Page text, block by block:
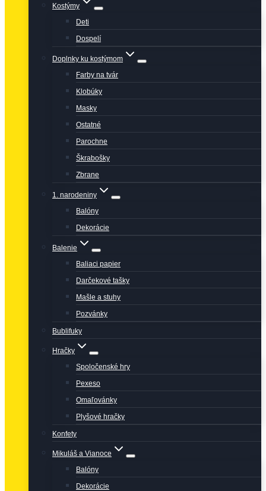
Kostýmy
Deti
Dospelí
Doplnky ku kostýmom
Farby na tvár
Klobúky
Masky
Ostatné
Parochne
Škrabošky
Zbrane
1. narodeniny
Balóny
Dekorácie
Balenie
Baliaci papier
Darčekové tašky
Mašle a stuhy
Pozvánky
Bublifuky
Hračky
Spoločenské hry
Pexeso
Omaľovánky
Plyšové hračky
Konfety
Mikuláš a Vianoce
Balóny
Dekorácie